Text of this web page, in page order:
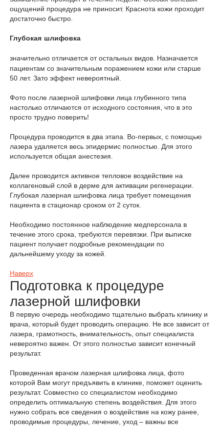
ощущений процедура не приносит. Краснота кожи проходит
достаточно быстро.
Глубокая шлифовка
значительно отличается от остальных видов. Назначается
пациентам со значительным поражением кожи или старше
50 лет. Зато эффект невероятный.
Фото после лазерной шлифовки лица глубинного типа
настолько отличаются от исходного состояния, что в это
просто трудно поверить!
Процедура проводится в два этапа. Во-первых, с помощью
лазера удаляется весь эпидермис полностью. Для этого
используется общая анестезия.
Далее проводится активное тепловое воздействие на
коллагеновый слой в дерме для активации регенерации.
Глубокая лазерная шлифовка лица требует помещения
пациента в стационар сроком от 2 суток.
Необходимо постоянное наблюдение медперсонала в
течение этого срока, требуются перевязки. При выписке
пациент получает подробные рекомендации по
дальнейшему уходу за кожей.
Наверх
Подготовка к процедуре
лазерной шлифовки
В первую очередь необходимо тщательно выбрать клинику и
врача, который будет проводить операцию. Не все зависит от
лазера, грамотность, внимательность, опыт специалиста
невероятно важен. От этого полностью зависит конечный
результат.
Проведенная врачом лазерная шлифовка лица, фото
которой Вам могут предъявить в клинике, поможет оценить
результат. Совместно со специалистом необходимо
определить оптимальную степень воздействия. Для этого
нужно собрать все сведения о воздействие на кожу ранее,
проводимые процедуры, лечение, уход – важны все